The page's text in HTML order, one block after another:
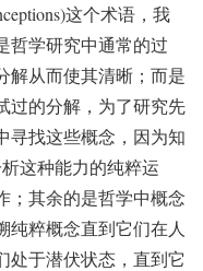
这个术语，我
哲学研究中通常的过
解从而使其清晰；而是
过的分解，为了研究先
寻找这些概念，因为知
这种能力的纯粹运
；其余的是哲学中概念
纯粹概念直到它们在人
处于潜伏状态，直到它